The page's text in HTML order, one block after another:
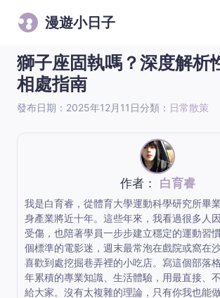
漫遊小日子
獅子座固執嗎？深度解析
相處指南
發布日期：2025年12月11日分類： 日常散策
作者： 白育睿
我是白育睿，從體育大學運動科學研究所畢
身產業將近十年。這些年來，我看過很多人
受傷，也陪著學員一步步建立穩定的運動習
個標準的電影迷，週末最常泡在戲院或窩在
喜歡到處挖掘巷弄裡的小吃店。寫這個部落
年累積的專業知識、生活體驗，用最直接、
給大家。沒有太複雜的理論，只有你我也能